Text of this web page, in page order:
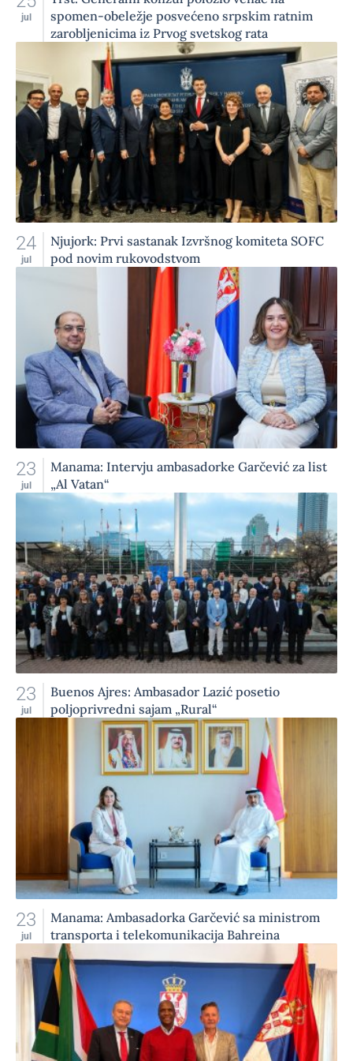
jul
spomen-obeležje posvećeno srpskim ratnim
zarobljenicima iz Prvog svetskog rata
24
jul
Njujork: Prvi sastanak Izvršnog komiteta SOFC
pod novim rukovodstvom
23
jul
Manama: Intervju ambasadorke Garčević za list
„Al Vatan“
23
jul
Buenos Ajres: Ambasador Lazić posetio
poljoprivredni sajam „Rural“
23
jul
Manama: Ambasadorka Garčević sa ministrom
transporta i telekomunikacija Bahreina